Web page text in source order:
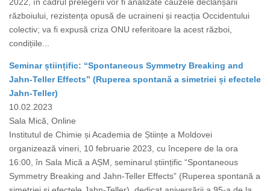
războiului, rezistența opusă de ucraineni și reacția Occidentului
colectiv; va fi expusă criza ONU referitoare la acest război,
condițiile...
Seminar științific: “Spontaneous Symmetry Breaking and
Jahn-Teller Effects” (Ruperea spontană a simetriei și efectele
Jahn-Teller)
10.02.2023
Sala Mică, Online
Institutul de Chimie și Academia de Științe a Moldovei
organizează vineri, 10 februarie 2023, cu începere de la ora
16:00, în Sala Mică a AȘM, seminarul științific “Spontaneous
Symmetry Breaking and Jahn-Teller Effects” (Ruperea spontană a